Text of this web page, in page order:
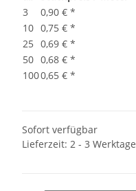
3
0,90 € *
10 0,75 € *
25 0,69 € *
50 0,68 € *
1000,65 € *
Sofort verfügbar
Lieferzeit: 2 - 3 Werktage